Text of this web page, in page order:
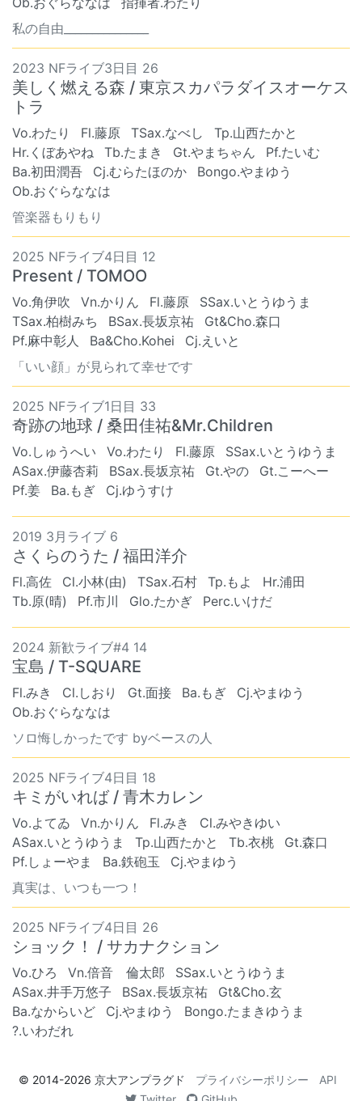
私の自由_______________
2023 NFライブ3日目 26
美しく燃える森 / 東京スカパラダイスオーケス
トラ
Vo.わたり Fl.藤原 TSax.なべし
Tp.山西たかと
Hr.くぼあやね
Tb.たまき Gt.やまちゃん
Pf.たいむ
Ba.初田潤吾
Cj.むらたほのか
Bongo.やまゆう
Ob.おぐらななは
管楽器もりもり
2025 NFライブ4日目 12
Present / TOMOO
Vo.角伊吹 Vn.かりん Fl.藤原
SSax.いとうゆうま
TSax.柏樹みち
BSax.長坂京祐
Gt&Cho.森口
Pf.麻中彰人
Ba&Cho.Kohei
Cj.えいと
「いい顔」が見られて幸せです
2025 NFライブ1日目 33
奇跡の地球 / 桑田佳祐&Mr.Children
Vo.しゅうへい Vo.わたり Fl.藤原
SSax.いとうゆうま
ASax.伊藤杏莉
BSax.長坂京祐 Gt.やの
Gt.こーへー
Pf.姜
Ba.もぎ Cj.ゆうすけ
2019 3月ライブ 6
さくらのうた / 福田洋介
Fl.高佐 Cl.小林(由) TSax.石村 Tp.もよ
Hr.浦田
Tb.原(晴)
Pf.市川 Glo.たかぎ Perc.いけだ
2024 新歓ライブ#4 14
宝島 / T-SQUARE
Fl.みき Cl.しおり Gt.面接 Ba.もぎ
Cj.やまゆう
Ob.おぐらななは
ソロ悔しかったです byベースの人
2025 NFライブ4日目 18
キミがいれば / 青木カレン
Vo.よてゐ Vn.かりん Fl.みき
Cl.みやきゆい
ASax.いとうゆうま
Tp.山西たかと Tb.衣桃
Gt.森口
Pf.しょーやま
Ba.鉄砲玉
Cj.やまゆう
真実は、いつも一つ！
2025 NFライブ4日目 26
ショック！ / サカナクション
Vo.ひろ Vn.倍音 倫太郎
SSax.いとうゆうま
ASax.井手万悠子
BSax.長坂京祐
Gt&Cho.玄
Ba.なからいど
Cj.やまゆう
Bongo.たまきゆうま
?.いわだれ
© 2014-2026 京大アンプラグド プライバシーポリシー
API